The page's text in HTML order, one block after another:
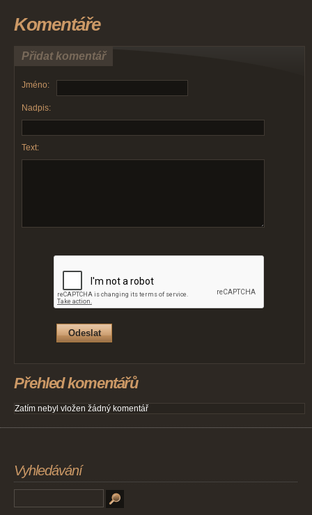
Komentáře
Přidat komentář
Jméno:
Nadpis:
Text:
Přehled komentářů
Zatím nebyl vložen žádný komentář
Vyhledávání